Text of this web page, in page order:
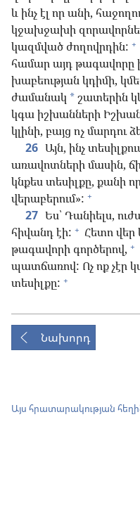
և ինչ էլ որ անի,
կջախջախի
կազմված ժողովրդին: +
համար այդ թագավորը
խաբեության կդիմի,
ժամանակ *շատերին
կգա իշխանների
կլինի, բայց ոչ մարդու
26 Այն, ինչ
առավոտների մասին,
կնքես տեսիլքը, քանի
վերաբերում»: +
27 Ես՝ Դանիելս,
հիվանդ էի: + Հետո վեր
թագավորի գործերով, +
պատճառով: Ոչ ոք չէր
տեսիլքը: +
Նախորդ
Այս հրատարակության